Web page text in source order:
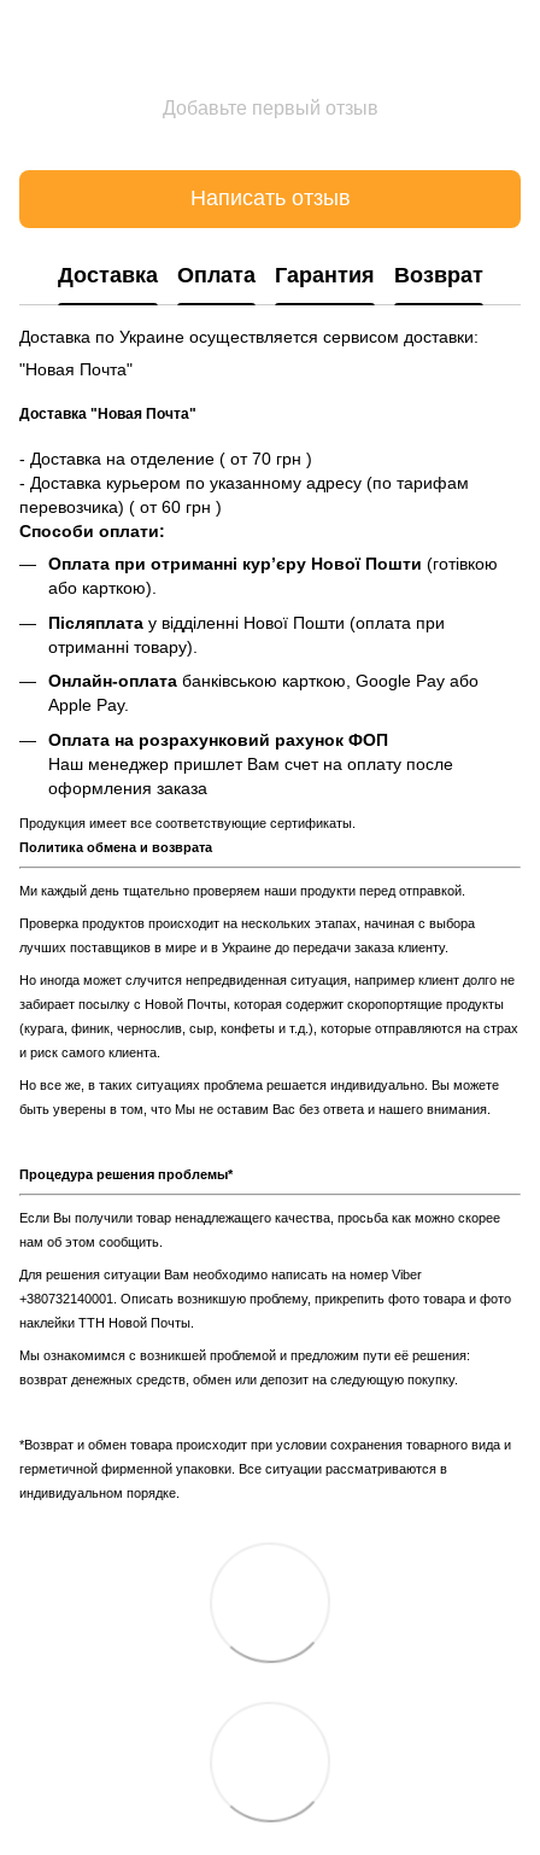
Добавьте первый отзыв
Написать отзыв
Доставка Оплата Гарантия Возврат
Доставка по Украине осуществляется сервисом доставки:
"Новая Почта"
Доставка "Новая Почта"
- Доставка на отделение ( от 70 грн )
- Доставка курьером по указанному адресу (по тарифам
перевозчика) ( от 60 грн )
Способи оплати:
Оплата при отриманні кур’єру Нової Пошти (готівкою
або карткою).
Післяплата у відділенні Нової Пошти (оплата при
отриманні товару).
Онлайн-оплата банківською карткою, Google Pay або
Apple Pay.
Оплата на розрахунковий рахунок ФОП
Наш менеджер пришлет Вам счет на оплату после
оформления заказа
Продукция имеет все соответствующие сертификаты.
Политика обмена и возврата
Ми каждый день тщательно проверяем наши продукти перед отправкой.
Проверка продуктов происходит на нескольких этапах, начиная с выбора
лучших поставщиков в мире и в Украине до передачи заказа клиенту.
Но иногда может случится непредвиденная ситуация, например клиент долго не
забирает посылку с Новой Почты, которая содержит скоропортящие продукты
(курага, финик, чернослив, сыр, конфеты и т.д.), которые отправляются на страх
и риск самого клиента.
Но все же, в таких ситуациях проблема решается индивидуально. Вы можете
быть уверены в том, что Мы не оставим Вас без ответа и нашего внимания.
Процедура решения проблемы*
Если Вы получили товар ненадлежащего качества, просьба как можно скорее
нам об этом сообщить.
Для решения ситуации Вам необходимо написать на номер Viber
+380732140001. Описать возникшую проблему, прикрепить фото товара и фото
наклейки ТТН Новой Почты.
Мы ознакомимся с возникшей проблемой и предложим пути её решения:
возврат денежных средств, обмен или депозит на следующую покупку.
*Возврат и обмен товара происходит при условии сохранения товарного вида и
герметичной фирменной упаковки. Все ситуации рассматриваются в
индивидуальном порядке.